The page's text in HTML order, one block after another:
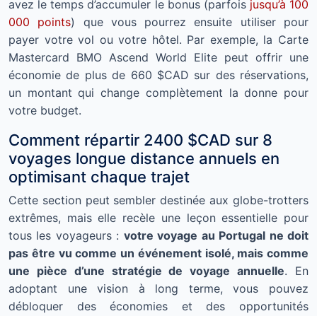
avez le temps d’accumuler le bonus (parfois jusqu’à 100
000 points) que vous pourrez ensuite utiliser pour
payer votre vol ou votre hôtel. Par exemple, la Carte
Mastercard BMO Ascend World Elite peut offrir une
économie de plus de 660 $CAD sur des réservations,
un montant qui change complètement la donne pour
votre budget.
Comment répartir 2400 $CAD sur 8
voyages longue distance annuels en
optimisant chaque trajet
Cette section peut sembler destinée aux globe-trotters
extrêmes, mais elle recèle une leçon essentielle pour
tous les voyageurs : votre voyage au Portugal ne doit
pas être vu comme un événement isolé, mais comme
une pièce d’une stratégie de voyage annuelle. En
adoptant une vision à long terme, vous pouvez
débloquer des économies et des opportunités